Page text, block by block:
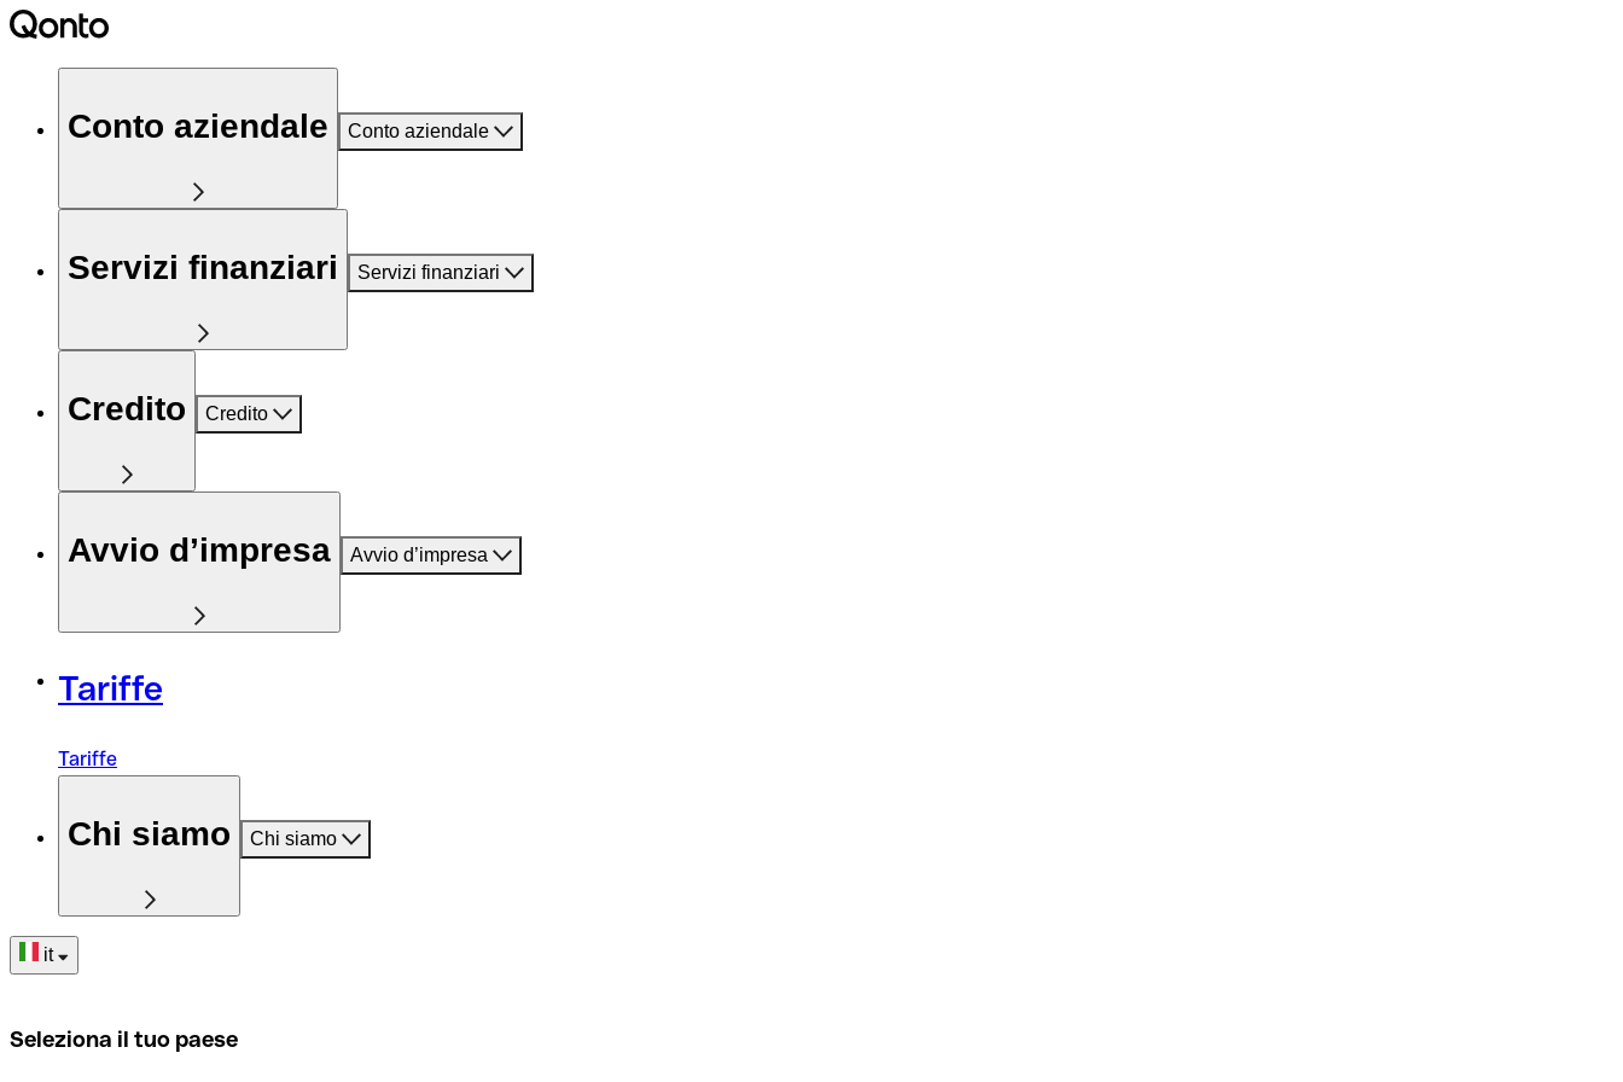
Conto aziendale Conto aziendale
Servizi finanziari Servizi finanziari
Credito Credito
Avvio d’impresa Avvio d’impresa
Tariffe
Tariffe
Chi siamo Chi siamo
it
Seleziona il tuo paese